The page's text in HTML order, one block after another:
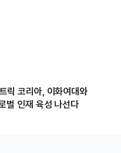
릭 코리아, 이화여대와
벌 인재 육성 나선다